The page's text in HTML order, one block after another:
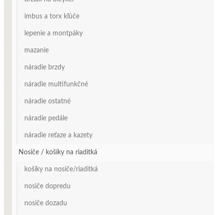
imbus a torx kľúče
lepenie a montpáky
mazanie
náradie brzdy
náradie multifunkčné
náradie ostatné
náradie pedále
náradie reťaze a kazety
Nosiče / košíky na riaditká
košíky na nosiče/riaditká
nosiče dopredu
nosiče dozadu